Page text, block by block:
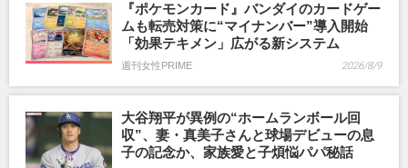
『ポケモンカード』バンダイのカードゲー
ムも転売対策に“マイナンバー”導入開始
「効果テキメン」広がる新システム
週刊女性PRIME 2026/8/9
大谷翔平が異例の“ホームランボール回
収”、妻・真美子さんと球場デビューの息
子の記念か、家族愛と子煩悩パパ秘話